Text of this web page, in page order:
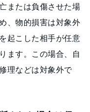
または負傷させた場
、物的損害は対象外
起こした相手が任意
ます。この場合、自
理などは対象外で